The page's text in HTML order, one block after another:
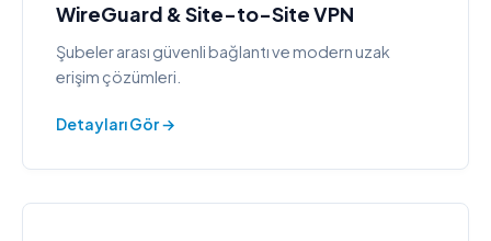
WireGuard & Site-to-Site VPN
Şubeler arası güvenli bağlantı ve modern uzak
erişim çözümleri.
Detayları Gör →